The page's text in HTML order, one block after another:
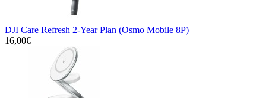
DJI Care Refresh 2-Year Plan (Osmo Mobile 8P)
16,00€